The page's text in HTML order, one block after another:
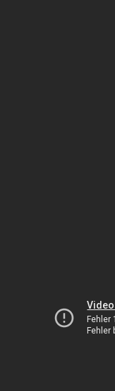
Video
Fehler
Fehler